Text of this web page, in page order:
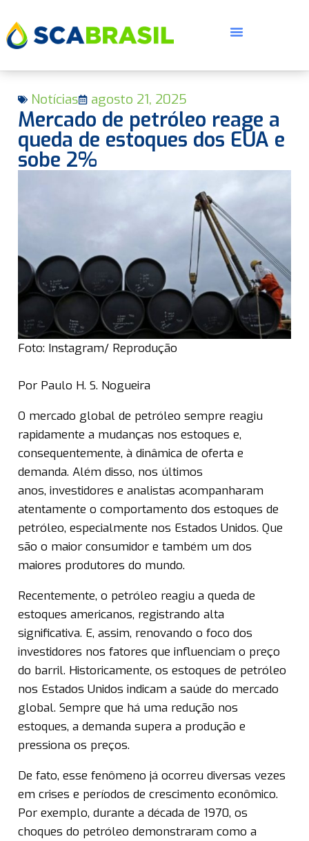
Notícias agosto 21, 2025
Mercado de petróleo reage a
queda de estoques dos EUA e
sobe 2%
Foto: Instagram/ Reprodução
Por Paulo H. S. Nogueira
O mercado global de petróleo sempre reagiu
rapidamente a mudanças nos estoques e,
consequentemente, à dinâmica de oferta e
demanda. Além disso, nos últimos
anos, investidores e analistas acompanharam
atentamente o comportamento dos estoques de
petróleo, especialmente nos Estados Unidos. Que
são o maior consumidor e também um dos
maiores produtores do mundo.
Recentemente, o petróleo reagiu a queda de
estoques americanos, registrando alta
significativa. E, assim, renovando o foco dos
investidores nos fatores que influenciam o preço
do barril. Historicamente, os estoques de petróleo
nos Estados Unidos indicam a saúde do mercado
global. Sempre que há uma redução nos
estoques, a demanda supera a produção e
pressiona os preços.
De fato, esse fenômeno já ocorreu diversas vezes
em crises e períodos de crescimento econômico.
Por exemplo, durante a década de 1970, os
choques do petróleo demonstraram como a